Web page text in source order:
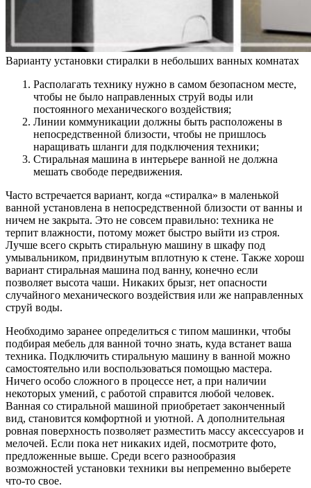
Варианту установки стиралки в небольших ванных комнатах
Располагать технику нужно в самом безопасном месте,
чтобы не было направленных струй воды или
постоянного механического воздействия;
Линии коммуникации должны быть расположены в
непосредственной близости, чтобы не пришлось
наращивать шланги для подключения техники;
Стиральная машина в интерьере ванной не должна
мешать свободе передвижения.
Часто встречается вариант, когда «стиралка» в маленькой
ванной установлена в непосредственной близости от ванны и
ничем не закрыта. Это не совсем правильно: техника не
терпит влажности, потому может быстро выйти из строя.
Лучше всего скрыть стиральную машину в шкафу под
умывальником, придвинутым вплотную к стене. Также хорош
вариант стиральная машина под ванну, конечно если
позволяет высота чаши. Никаких брызг, нет опасности
случайного механического воздействия или же направленных
струй воды.
Необходимо заранее определиться с типом машинки, чтобы
подбирая мебель для ванной точно знать, куда встанет ваша
техника. Подключить стиральную машину в ванной можно
самостоятельно или воспользоваться помощью мастера.
Ничего особо сложного в процессе нет, а при наличии
некоторых умений, с работой справится любой человек.
Ванная со стиральной машиной приобретает законченный
вид, становится комфортной и уютной. А дополнительная
ровная поверхность позволяет разместить массу аксессуаров и
мелочей. Если пока нет никаких идей, посмотрите фото,
предложенные выше. Среди всего разнообразия
возможностей установки техники вы непременно выберете
что-то свое.